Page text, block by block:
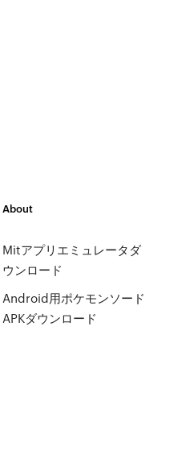
About
Mitアプリエミュレータダ
ウンロード
Android用ポケモンソード
APKダウンロード